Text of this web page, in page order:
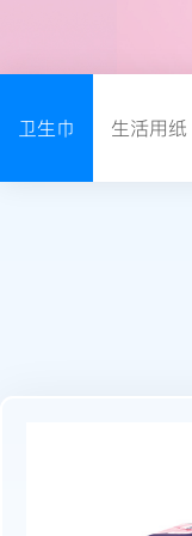
卫生巾 生活用纸